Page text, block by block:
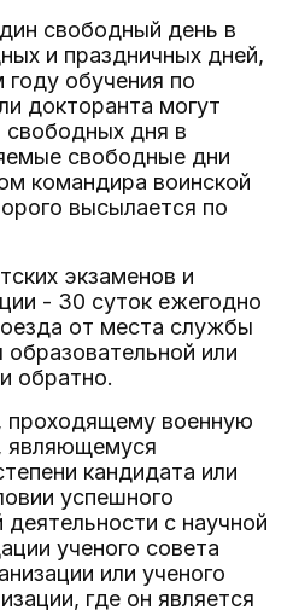
свободный день в
и праздничных дней,
обучения по
докторанта могут
свободных дня в
свободные дни
командира воинской
высылается по
экзаменов и
- 30 суток ежегодно
от места службы
или
обратно.
военную
являющемуся
кандидата или
успешного
с научной
ученого совета
или ученого
где он является